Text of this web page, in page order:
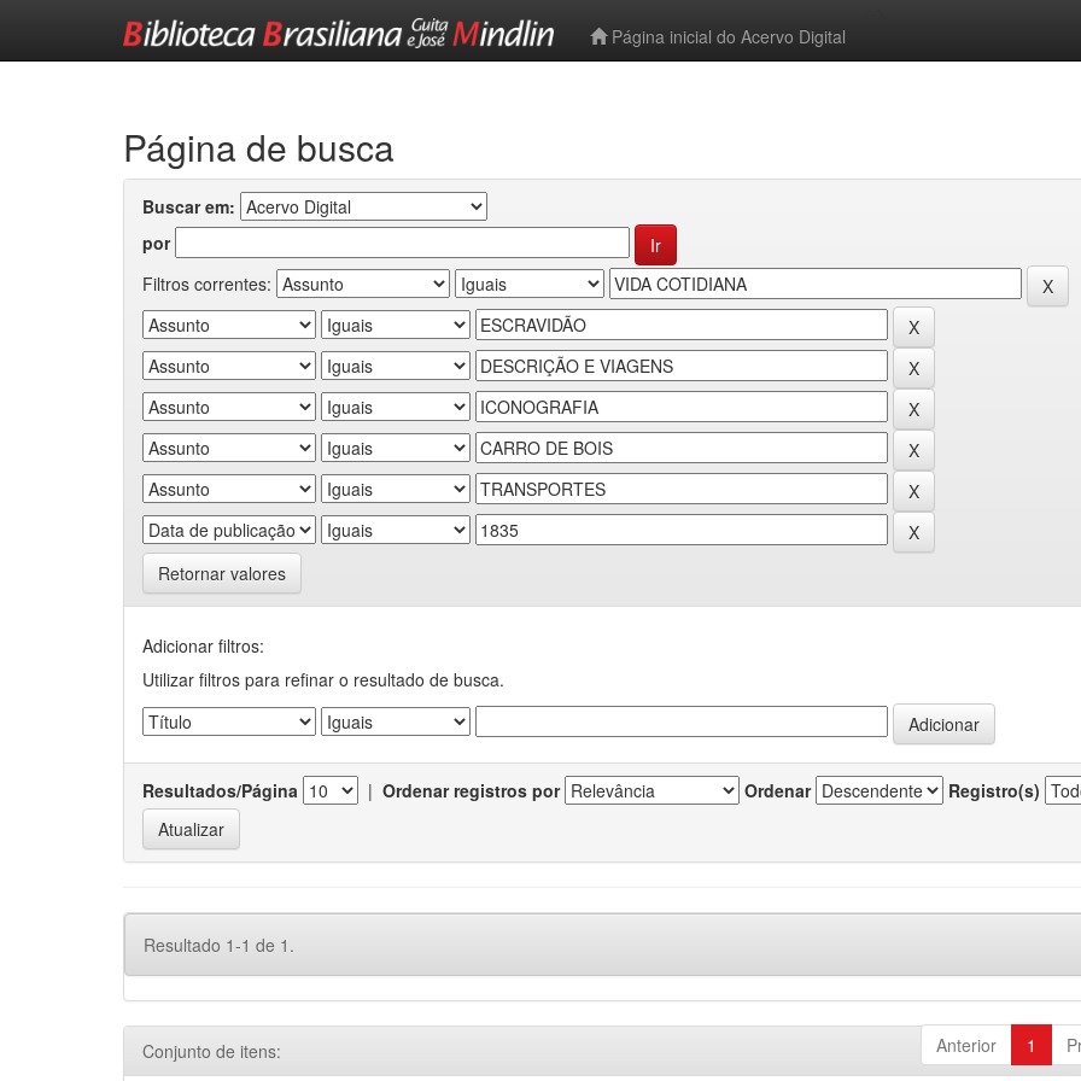
Página inicial do Acervo Digital
Página de busca
Buscar em:
por
Filtros correntes:
Retornar valores
Adicionar filtros:
Utilizar filtros para refinar o resultado de busca.
Resultados/Página | Ordenar registros por Ordenar Registro(s)
Resultado 1-1 de 1.
Anterior 1
Conjunto de itens: